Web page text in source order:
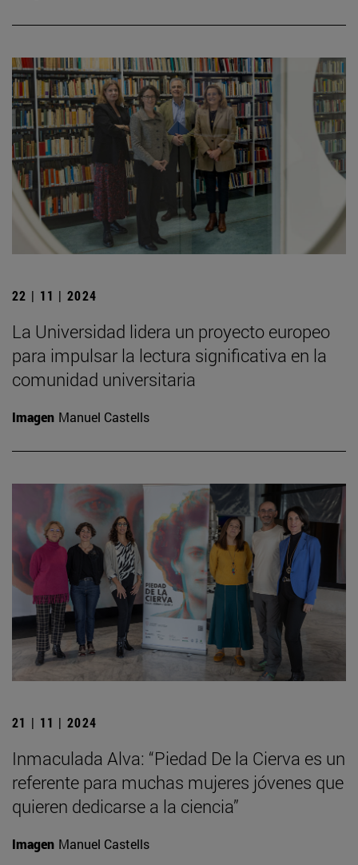
22 | 11 | 2024
La Universidad lidera un proyecto europeo
para impulsar la lectura significativa en la
comunidad universitaria
Imagen Manuel Castells
21 | 11 | 2024
Inmaculada Alva: “Piedad De la Cierva es un
referente para muchas mujeres jóvenes que
quieren dedicarse a la ciencia”
Imagen Manuel Castells